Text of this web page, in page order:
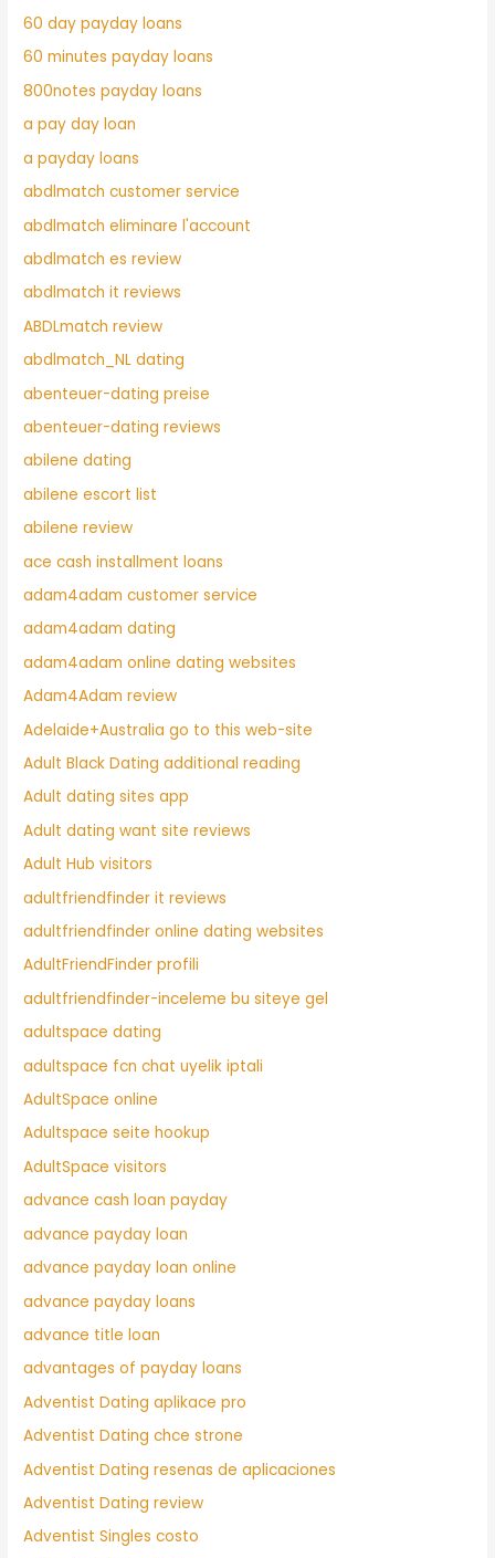
60 day payday loans
60 minutes payday loans
800notes payday loans
a pay day loan
a payday loans
abdlmatch customer service
abdlmatch eliminare l'account
abdlmatch es review
abdlmatch it reviews
ABDLmatch review
abdlmatch_NL dating
abenteuer-dating preise
abenteuer-dating reviews
abilene dating
abilene escort list
abilene review
ace cash installment loans
adam4adam customer service
adam4adam dating
adam4adam online dating websites
Adam4Adam review
Adelaide+Australia go to this web-site
Adult Black Dating additional reading
Adult dating sites app
Adult dating want site reviews
Adult Hub visitors
adultfriendfinder it reviews
adultfriendfinder online dating websites
AdultFriendFinder profili
adultfriendfinder-inceleme bu siteye gel
adultspace dating
adultspace fcn chat uyelik iptali
AdultSpace online
Adultspace seite hookup
AdultSpace visitors
advance cash loan payday
advance payday loan
advance payday loan online
advance payday loans
advance title loan
advantages of payday loans
Adventist Dating aplikace pro
Adventist Dating chce strone
Adventist Dating resenas de aplicaciones
Adventist Dating review
Adventist Singles costo